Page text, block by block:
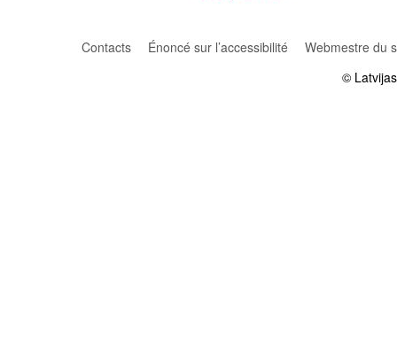
Contacts Énoncé sur l’accessibilité
Webmestre du
©